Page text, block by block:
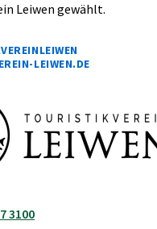
Leiwen gewählt.
LEIWEN.DE
3100